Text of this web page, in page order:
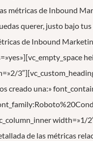
métricas de Inbound
querer, justo bajo
de Inbound
creado una:»
width=»1/
de las métricas